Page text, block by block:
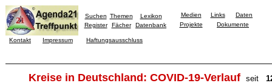
Suchen Themen
Lexikon
Register
Fächer Datenbank
Medien Links
Daten
Projekte
Dokumente
Kontakt Impressum Haftungsausschluss
Kreise in Deutschland: COVID-19-Verlauf seit